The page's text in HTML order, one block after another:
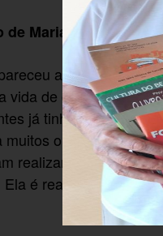
Maria
a Zacarias. A
vida de cada dia. O
já tinham sido ditas
outros. Elas
realizar a serviço do
é realista, usa a